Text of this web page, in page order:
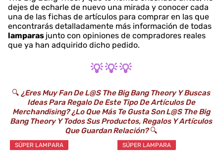
dejes de echarle de nuevo una mirada y conocer cada
una de las fichas de artículos para comprar en las que
encontrarás detalladamente más información de todas
lamparas junto con opiniones de compradores reales
que ya han adquirido dicho pedido.
💡 💡 💡
🔍 ¿Eres Muy Fan De L@s The Big Bang Theory Y Buscas
Ideas Para Regalo De Este Tipo De Artículos De
Merchandising? ¿Lo Que Más Te Gusta Son L@s The Big
Bang Theory Y Todos Sus Productos, Regalos Y Artículos
Que Guardan Relación?🔍
SÚPER LAMPARA SÚPER LAMPARA